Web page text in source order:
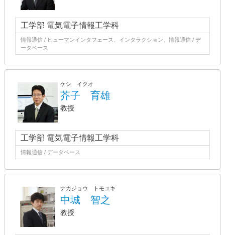
工学部 電気電子情報工学科
情報通信 / ヒューマンインタフェース、インタラクション、情報通信 / デ
ータベース
ケシ イクオ
芥子 育雄
教授
工学部 電気電子情報工学科
情報通信 / データベース
ナカジョウ トモユキ
中城 智之
教授